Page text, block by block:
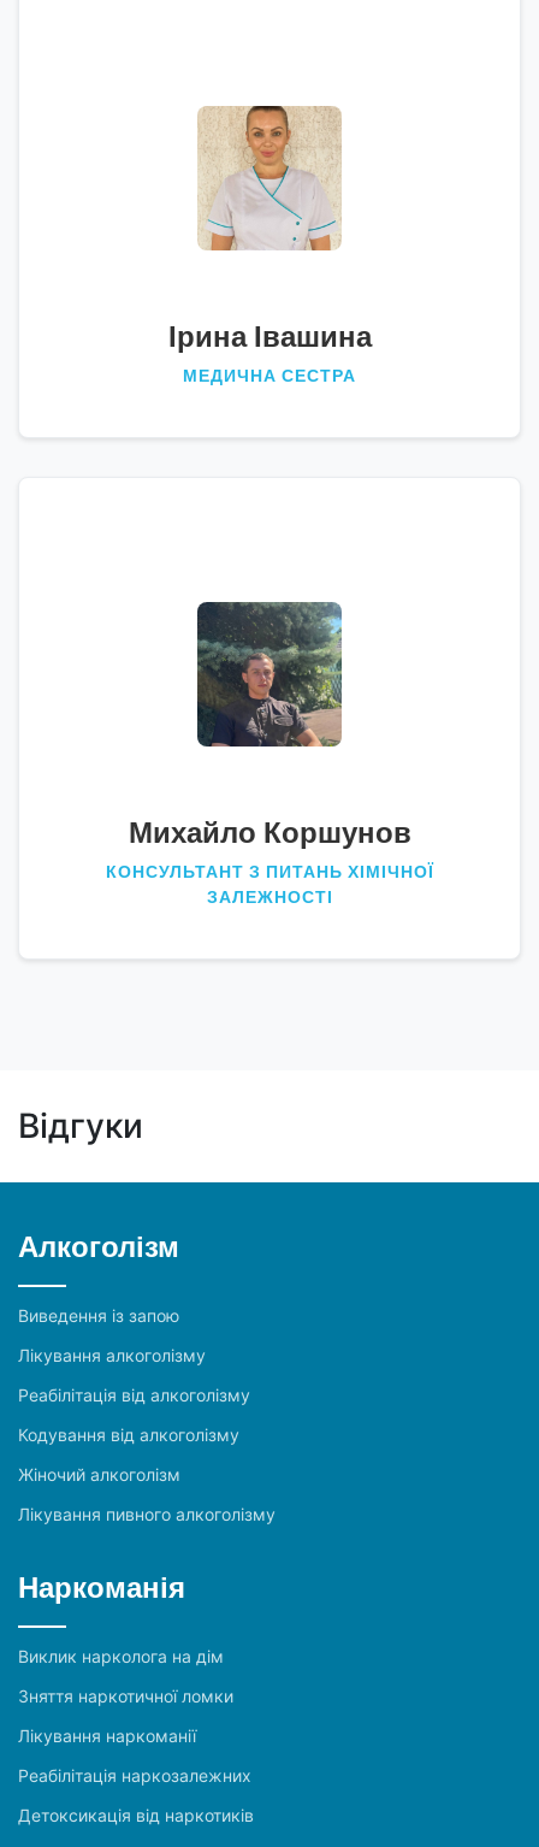
Ірина Івашина
МЕДИЧНА СЕСТРА
Михайло Коршунов
КОНСУЛЬТАНТ З ПИТАНЬ ХІМІЧНОЇ
ЗАЛЕЖНОСТІ
Відгуки
Алкоголізм
Виведення із запою
Лікування алкоголізму
Реабілітація від алкоголізму
Кодування від алкоголізму
Жіночий алкоголізм
Лікування пивного алкоголізму
Наркоманія
Виклик нарколога на дім
Зняття наркотичної ломки
Лікування наркоманії
Реабілітація наркозалежних
Детоксикація від наркотиків